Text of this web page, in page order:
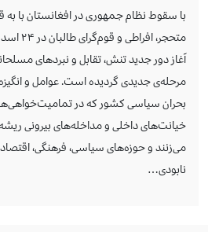
آغاز دور جدید تنش، تقابل و نبردهای
مرحله‌ی جدیدی گردیده است. عوامل و
بحران سیاسی کشور که در
خیانت‌های داخلی و مداخله‌های بیرونی ریشه
می‌زنند و حوزه‌های سیاسی، فرهنگی،
نابودی…